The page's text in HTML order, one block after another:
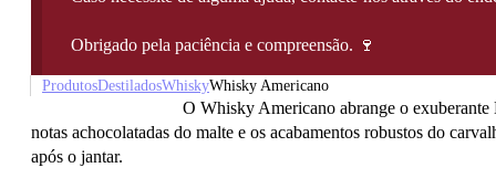
Obrigado pela paciência e compreensão. 🍷
ProdutosDestiladosWhiskyWhisky Americano
O Whisky Americano abrange o exuberante
notas achocolatadas do malte e os acabamentos robustos do
após o jantar.